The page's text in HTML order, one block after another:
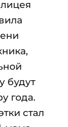
будут
года.
стал